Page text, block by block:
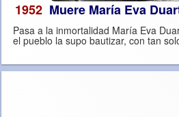
1952 Muere María Eva
Pasa a la inmortalidad María Eva